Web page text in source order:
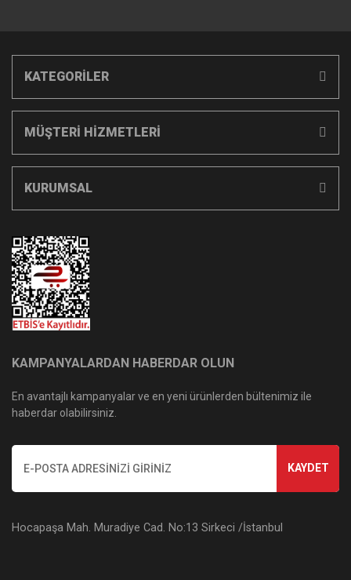
KATEGORİLER
MÜŞTERİ HİZMETLERİ
KURUMSAL
KAMPANYALARDAN HABERDAR OLUN
En avantajlı kampanyalar ve en yeni ürünlerden bültenimiz ile
haberdar olabilirsiniz.
KAYDET
Hocapaşa Mah. Muradiye Cad. No:13 Sirkeci /İstanbul